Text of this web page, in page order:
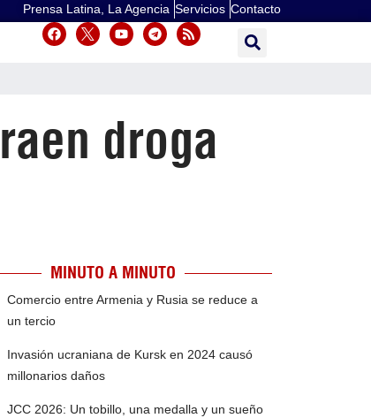
Prensa Latina, La Agencia Servicios Contacto
droga
MINUTO A MINUTO
Comercio entre Armenia y Rusia se reduce a
un tercio
Invasión ucraniana de Kursk en 2024 causó
millonarios daños
JCC 2026: Un tobillo, una medalla y un sueño